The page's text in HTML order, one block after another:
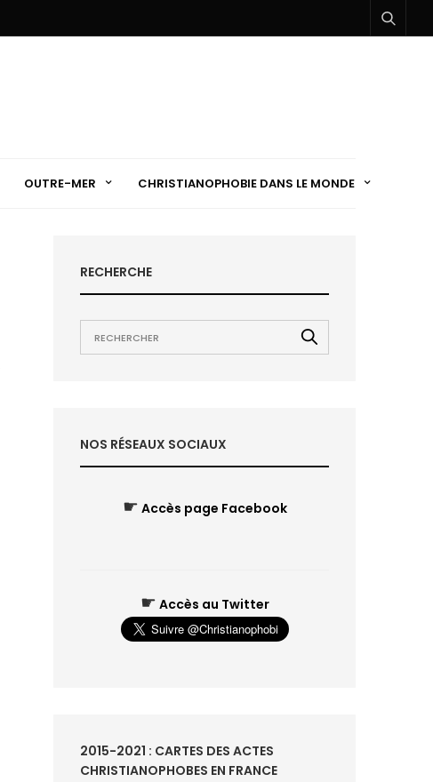
OUTRE-MER CHRISTIANOPHOBIE DANS LE MONDE
RECHERCHE
NOS RÉSEAUX SOCIAUX
☛ Accès page Facebook
☛ Accès au Twitter
2015-2021 : CARTES DES ACTES
CHRISTIANOPHOBES EN FRANCE